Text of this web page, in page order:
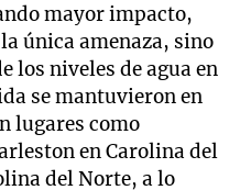
mayor impacto,
única amenaza, sino
los niveles de agua en
se mantuvieron en
lugares como
en Carolina del
del Norte, a lo